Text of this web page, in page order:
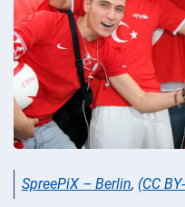
SpreePiX – Berlin, (CC